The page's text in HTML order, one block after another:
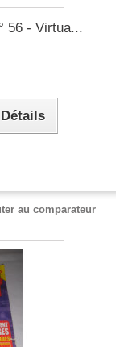
56 - Virtua...
Détails
au comparateur